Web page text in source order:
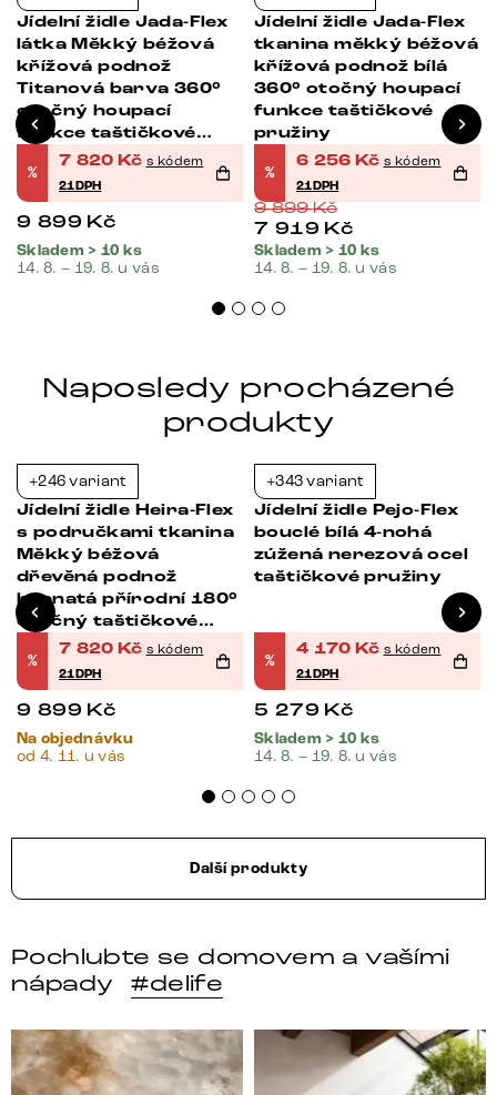
Jídelní židle Jada-Flex
látka Měkký béžová
křížová podnož
Titanová barva 360°
otočný houpací
funkce taštičkové
pružiny
%
7 820 Kč s kódem
21DPH
9 899 Kč
Skladem > 10 ks
14. 8. – 19. 8. u vás
Jídelní židle Jada-Flex
tkanina měkký béžová
křížová podnož bílá
360° otočný houpací
funkce taštičkové
pružiny
%
6 256 Kč s kódem
21DPH
9 899Kč
7 919 Kč
Skladem > 10 ks
14. 8. – 19. 8. u vás
Naposledy procházené
produkty
+246 variant
Jídelní židle Heira-Flex
s područkami tkanina
Měkký béžová
dřevěná podnož
hranatá přírodní 180°
otočný taštičkové
pružiny
%
7 820 Kč s kódem
21DPH
9 899 Kč
Na objednávku
od 4. 11. u vás
+343 variant
Jídelní židle Pejo-Flex
bouclé bílá 4-nohá
zúžená nerezová ocel
taštičkové pružiny
%
4 170 Kč s kódem
21DPH
5 279 Kč
Skladem > 10 ks
14. 8. – 19. 8. u vás
Další produkty
Pochlubte se domovem a vašími
nápady
#delife
DELIFE – Nábytek, který promění dům v domov. Domo
Místo, kam se budeš těšit